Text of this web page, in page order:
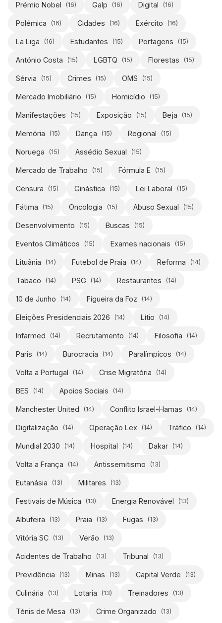
Prémio Nobel (16) Galp (16) Digital (16)
Polémica (16) Cidades (16) Exército (16)
La Liga (16) Estudantes (15) Portagens (15)
António Costa (15) LGBTQ (15) Florestas (15)
Sérvia (15) Crimes (15) OMS (15)
Mercado Imobiliário (15) Homicídio (15)
Manifestações (15) Exposição (15) Beja (15)
Memória (15) Dança (15) Regional (15)
Noruega (15) Assédio Sexual (15)
Mercado de Trabalho (15) Fórmula E (15)
Censura (15) Ginástica (15) Lei Laboral (15)
Fátima (15) Oncologia (15) Abuso Sexual (15)
Desenvolvimento (15) Buscas (15)
Eventos Climáticos (15) Exames nacionais (15)
Lituânia (14) Futebol de Praia (14) Reforma (14)
Tabaco (14) PSG (14) Restaurantes (14)
10 de Junho (14) Figueira da Foz (14)
Eleições Presidenciais 2026 (14) Lítio (14)
Infarmed (14) Recrutamento (14) Filosofia (14)
Paris (14) Burocracia (14) Paralímpicos (14)
Volta a Portugal (14) Crise Migratória (14)
BES (14) Apoios Sociais (14)
Manchester United (14) Conflito Israel-Hamas (14)
Digitalização (14) Operação Lex (14) Tráfico (14)
Mundial 2030 (14) Hospital (14) Dakar (14)
Volta a França (14) Antissemitismo (13)
Eutanásia (13) Militares (13)
Festivais de Música (13) Energia Renovável (13)
Albufeira (13) Praia (13) Fugas (13)
Vitória SC (13) Verão (13)
Acidentes de Trabalho (13) Tribunal (13)
Previdência (13) Minas (13) Capital Verde (13)
Culinária (13) Lotaria (13) Treinadores (13)
Ténis de Mesa (13) Crime Organizado (13)